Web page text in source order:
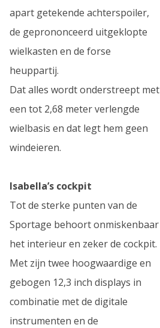
apart getekende achterspoiler,
de geprononceerd uitgeklopte
wielkasten en de forse
heuppartij.
Dat alles wordt onderstreept met
een tot 2,68 meter verlengde
wielbasis en dat legt hem geen
windeieren.
Isabella’s cockpit
Tot de sterke punten van de
Sportage behoort onmiskenbaar
het interieur en zeker de cockpit.
Met zijn twee hoogwaardige en
gebogen 12,3 inch displays in
combinatie met de digitale
instrumenten en de